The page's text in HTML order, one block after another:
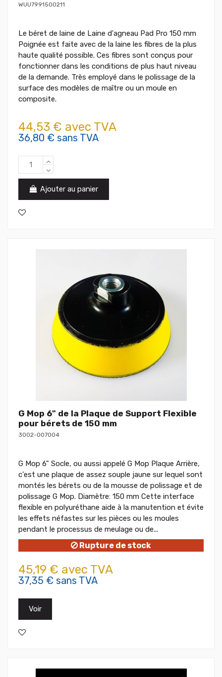
WUU7991500211
Le béret de laine de Laine d'agneau Pad Pro 150 mm
Poignée est faite avec de la laine les fibres de la plus
haute qualité possible. Ces fibres sont conçus pour
fonctionner dans les conditions de plus haut niveau
de la demande. Très employé dans le polissage de la
surface des modèles de maître ou un moule en
composite.
44,53 € avec TVA
36,80 € sans TVA
Ajouter au panier
G Mop 6" de la Plaque de Support Flexible
pour bérets de 150 mm
3002-007004
G Mop 6" Socle, ou aussi appelé G Mop Plaque Arrière,
c'est une plaque de assez souple jaune sur lequel sont
montés les bérets ou de la mousse de polissage et de
polissage G Mop. Diamètre: 150 mm Cette interface
flexible en polyuréthane aide à la manutention et évite
les effets néfastes sur les pièces ou les moules
pendant le processus de meulage ou de...
Rupture de stock
45,19 € avec TVA
37,35 € sans TVA
Voir